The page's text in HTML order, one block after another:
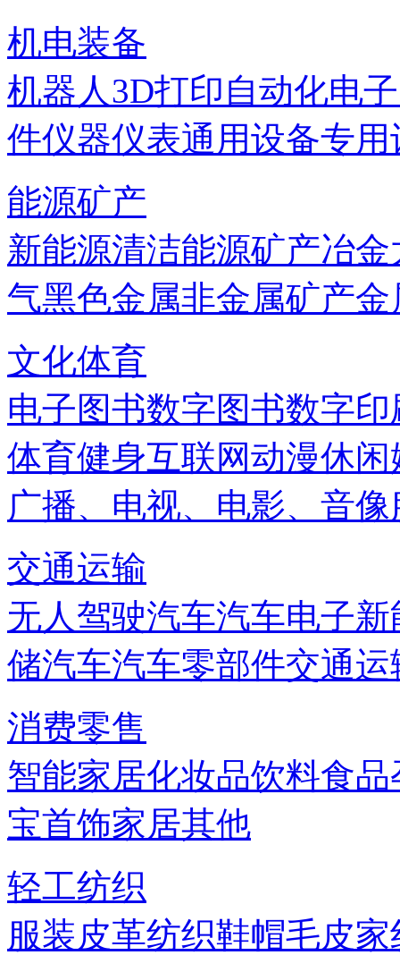
机电装备
机器人3D打印自动化电
件仪器仪表通用设备专用
能源矿产
新能源清洁能源矿产冶金
气黑色金属非金属矿产金
文化体育
电子图书数字图书数字印
体育健身互联网动漫休闲
广播、电视、电影、音像
交通运输
无人驾驶汽车汽车电子新
储汽车汽车零部件交通
消费零售
智能家居化妆品饮料食品
宝首饰家居其他
轻工纺织
服装皮革纺织鞋帽毛皮家